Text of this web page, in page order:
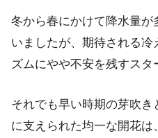
冬から春にかけて降水量
いましたが、期待される
ズムにやや不安を残すスタ
それでも早い時期の芽吹
に支えられた均一な開花